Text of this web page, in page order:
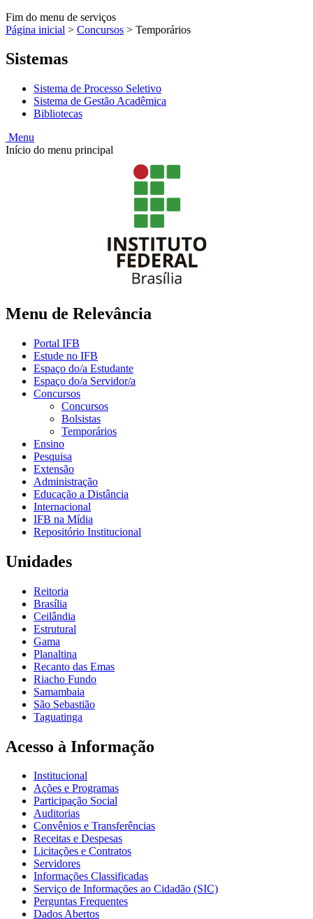
Fim do menu de serviços
Página inicial > Concursos > Temporários
Sistemas
Sistema de Processo Seletivo
Sistema de Gestão Acadêmica
Bibliotecas
Menu
Início do menu principal
Menu de Relevância
Portal IFB
Estude no IFB
Espaço do/a Estudante
Espaço do/a Servidor/a
Concursos
Concursos
Bolsistas
Temporários
Ensino
Pesquisa
Extensão
Administração
Educação a Distância
Internacional
IFB na Mídia
Repositório Institucional
Unidades
Reitoria
Brasília
Ceilândia
Estrutural
Gama
Planaltina
Recanto das Emas
Riacho Fundo
Samambaia
São Sebastião
Taguatinga
Acesso à Informação
Institucional
Ações e Programas
Participação Social
Auditorias
Convênios e Transferências
Receitas e Despesas
Licitações e Contratos
Servidores
Informações Classificadas
Serviço de Informações ao Cidadão (SIC)
Perguntas Frequentes
Dados Abertos